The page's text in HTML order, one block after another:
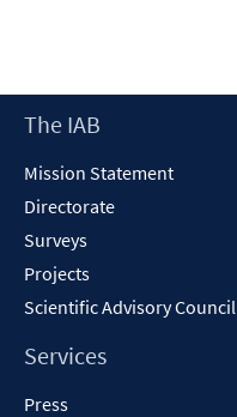
Footer
The IAB
Mission Statement
Directorate
Surveys
Projects
Scientific Advisory Council
Services
Press